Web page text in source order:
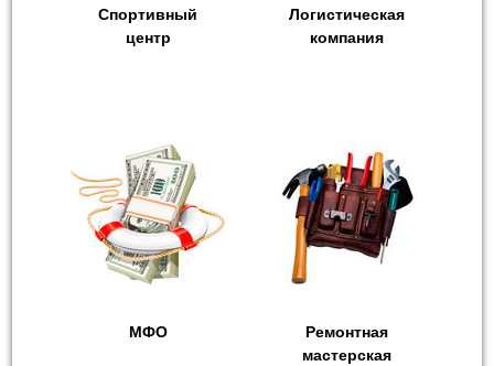
Спортивный
центр
Логистическая
компания
МФО
Ремонтная
мастерская